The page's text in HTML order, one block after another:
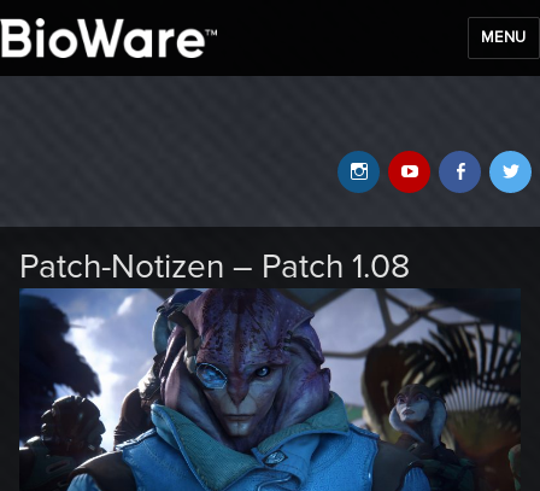
MENU
YouTube
Instagram
Patch-Notizen – Patch 1.08